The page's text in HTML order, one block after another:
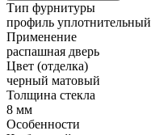
Тип фурнитуры
профиль уплотнительный
Применение
распашная дверь
Цвет (отделка)
черный матовый
Толщина стекла
8 мм
Особенности